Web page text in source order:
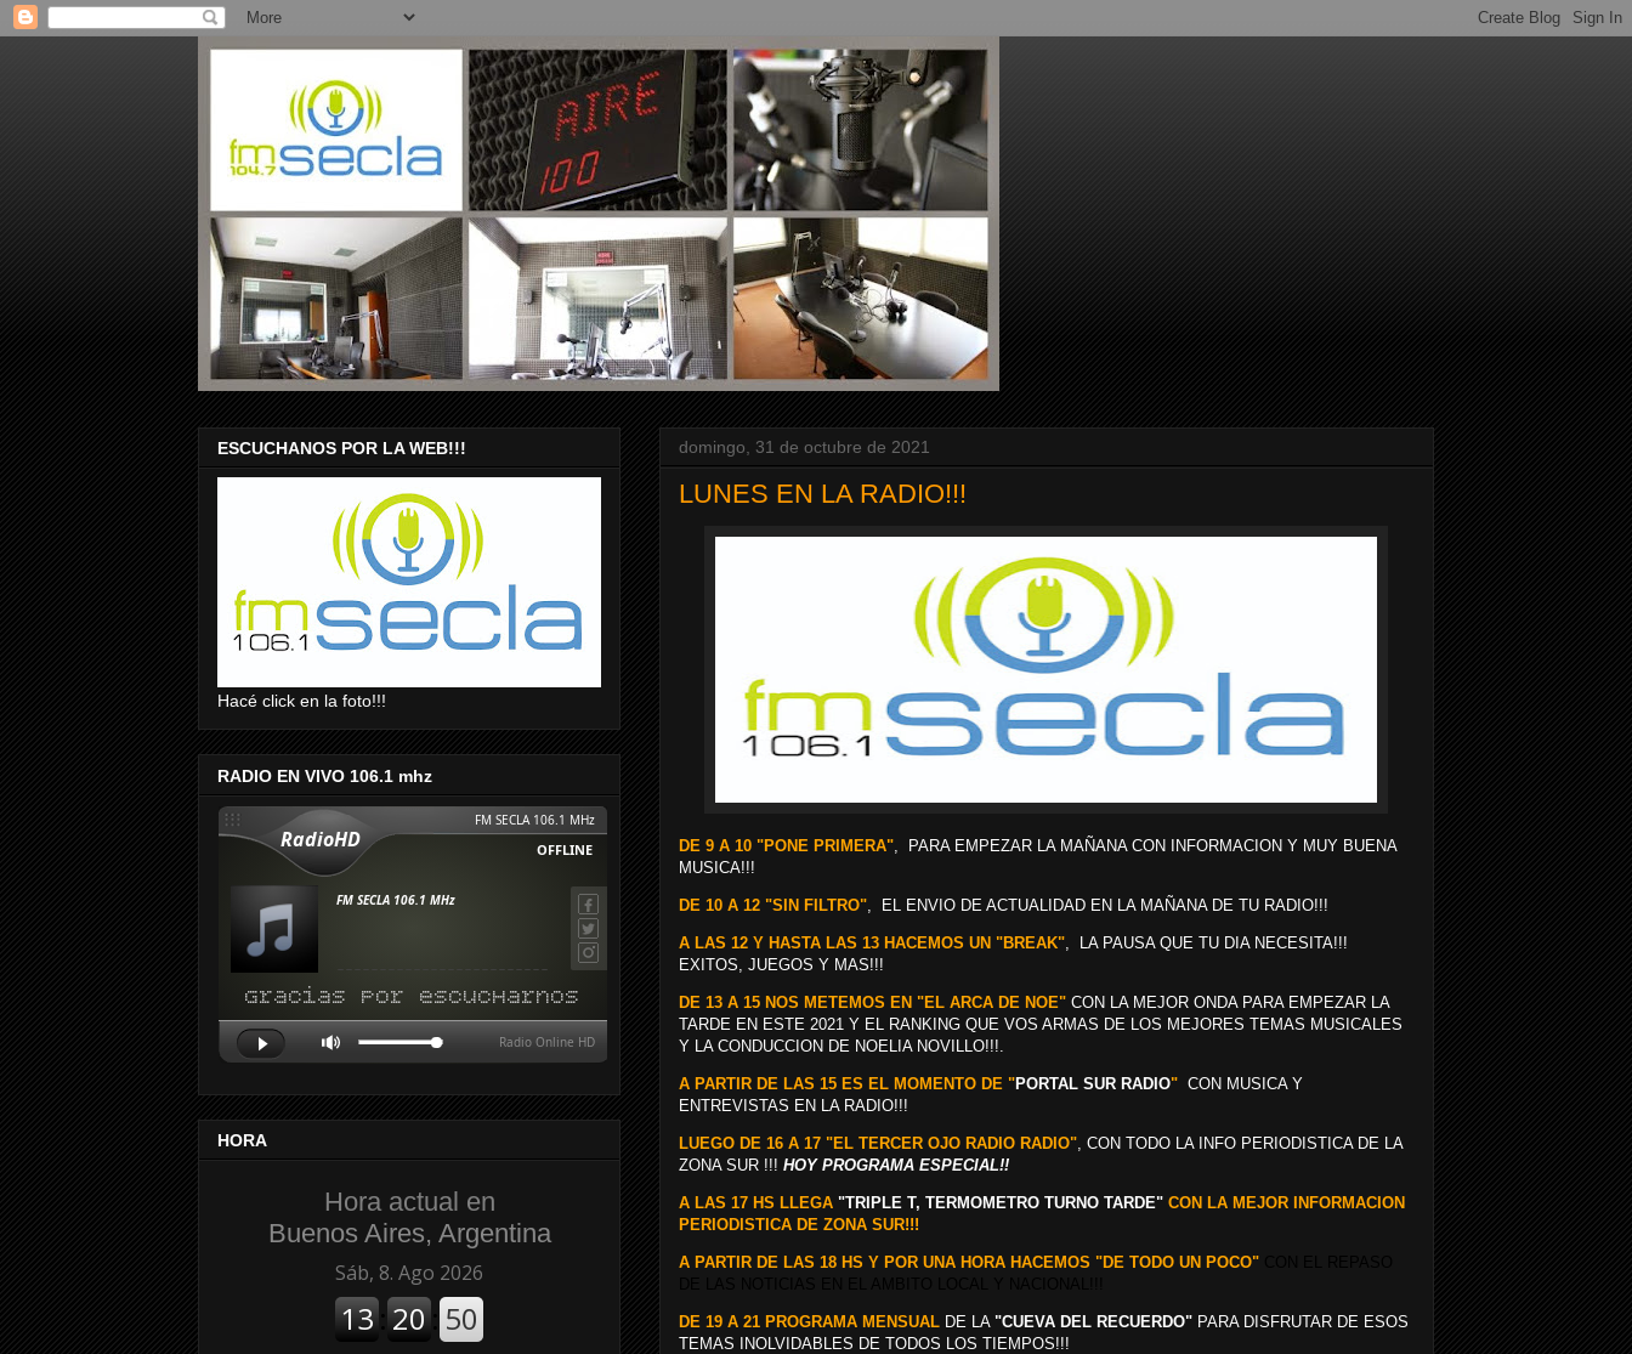
domingo, 31 de octubre de 2021
LUNES EN LA RADIO!!!
DE 9 A 10 "PONE PRIMERA", PARA EMPEZAR LA MAÑANA CON INFORMACION Y MUY BUENA
MUSICA!!!
DE 10 A 12 "SIN FILTRO", EL ENVIO DE ACTUALIDAD EN LA MAÑANA DE TU RADIO!!!
A LAS 12 Y HASTA LAS 13 HACEMOS UN "BREAK", LA PAUSA QUE TU DIA NECESITA!!!
EXITOS, JUEGOS Y MAS!!!
DE 13 A 15 NOS METEMOS EN "EL ARCA DE NOE" CON LA MEJOR ONDA PARA EMPEZAR LA
TARDE EN ESTE 2021 Y EL RANKING QUE VOS ARMAS DE LOS MEJORES TEMAS MUSICALES
Y LA CONDUCCION DE NOELIA NOVILLO!!!.
A PARTIR DE LAS 15 ES EL MOMENTO DE "PORTAL SUR RADIO" CON MUSICA Y
ENTREVISTAS EN LA RADIO!!!
LUEGO DE 16 A 17 "EL TERCER OJO RADIO RADIO", CON TODO LA INFO PERIODISTICA DE LA
ZONA SUR !!! HOY PROGRAMA ESPECIAL!!
A LAS 17 HS LLEGA "TRIPLE T, TERMOMETRO TURNO TARDE" CON LA MEJOR INFORMACION
PERIODISTICA DE ZONA SUR!!!
A PARTIR DE LAS 18 HS Y POR UNA HORA HACEMOS "DE TODO UN POCO"
DE 19 A 21 PROGRAMA MENSUAL DE LA "CUEVA DEL RECUERDO" PARA DISFRUTAR DE ESOS
TEMAS INOLVIDABLES DE TODOS LOS TIEMPOS!!!
ESCUCHANOS POR LA WEB!!!
Hacé click en la foto!!!
RADIO EN VIVO 106.1 mhz
HORA
Hora actual en
Buenos Aires, Argentina